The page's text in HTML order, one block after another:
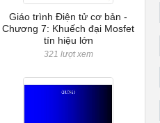
Giáo trình Điện tử cơ bản -
Chương 7: Khuếch đại Mosfet
tín hiệu lớn
321 lượt xem